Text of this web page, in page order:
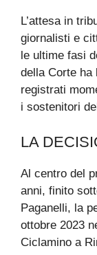
L’attesa in
giornalisti e
le ultime fasi
della Corte
registrati
i sostenitori
LA
Al centro del
anni, finito
Paganelli, la
ottobre 2023
Ciclamino a